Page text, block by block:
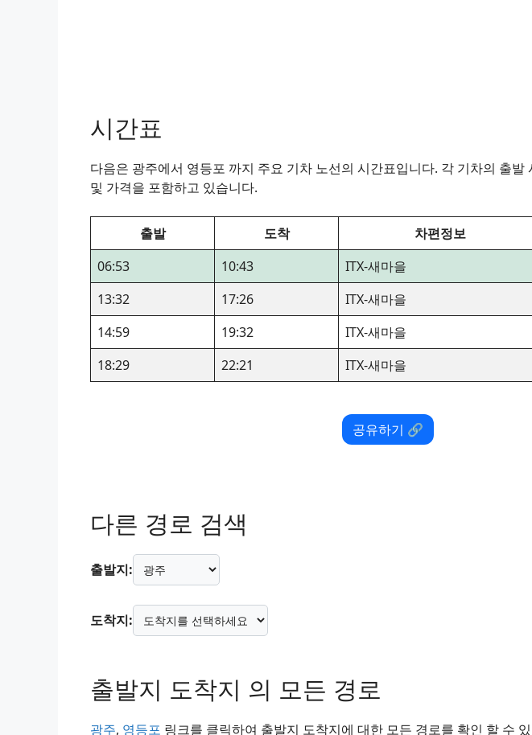
시간표
다음은 광주에서 영등포 까지 주요 기차 노선의 시간표입니다. 각 기차의 출발
및 가격을 포함하고 있습니다.
출발 도착 차편정보
06:53
10:43 ITX-새마을
13:32
17:26 ITX-새마을
14:59
19:32 ITX-새마을
18:29
22:21 ITX-새마을
공유하기 🔗
다른 경로 검색
출발지:
도착지:
출발지 도착지 의 모든 경로
광주, 영등포 링크를 클릭하여 출발지 도착지에 대한 모든 경로를 확인 할 수